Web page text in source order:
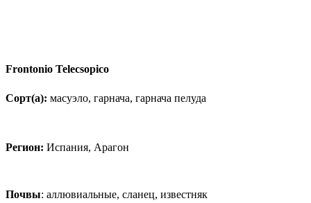
Frontonio Telecsopico
Сорт(а): масуэло, гарнача, гарнача пелуда
Регион: Испания, Арагон
Почвы: аллювиальные, сланец, известняк